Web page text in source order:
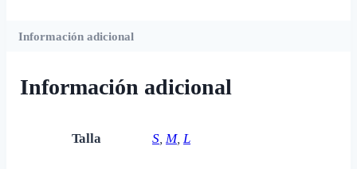
Información adicional
Información adicional
Talla S, M, L